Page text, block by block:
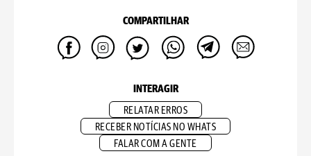
COMPARTILHAR
INTERAGIR
RELATAR ERROS
RECEBER NOTÍCIAS NO WHATS
FALAR COM A GENTE